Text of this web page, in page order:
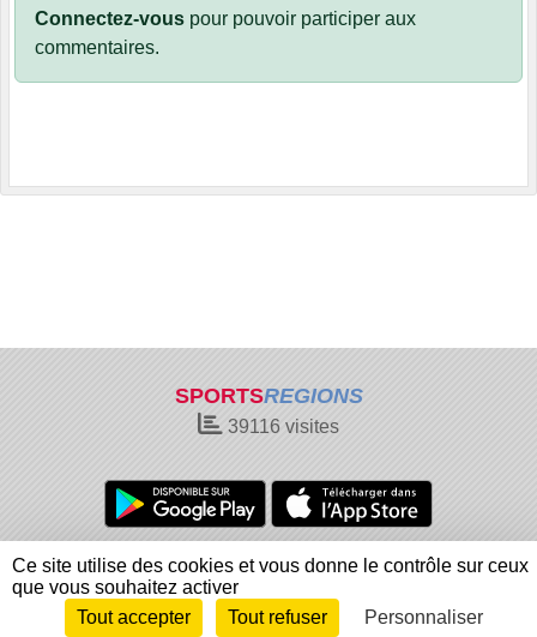
Connectez-vous pour pouvoir participer aux
commentaires.
SPORTSREGIONS
39116 visites
Charte cookies
Gestion des cookies
Informations légales
Signaler un contenu inapproprié
Envie de participer ?
Connexion
Ce site utilise des cookies et vous donne le contrôle sur ceux
que vous souhaitez activer
Tout accepter
Tout refuser Personnaliser